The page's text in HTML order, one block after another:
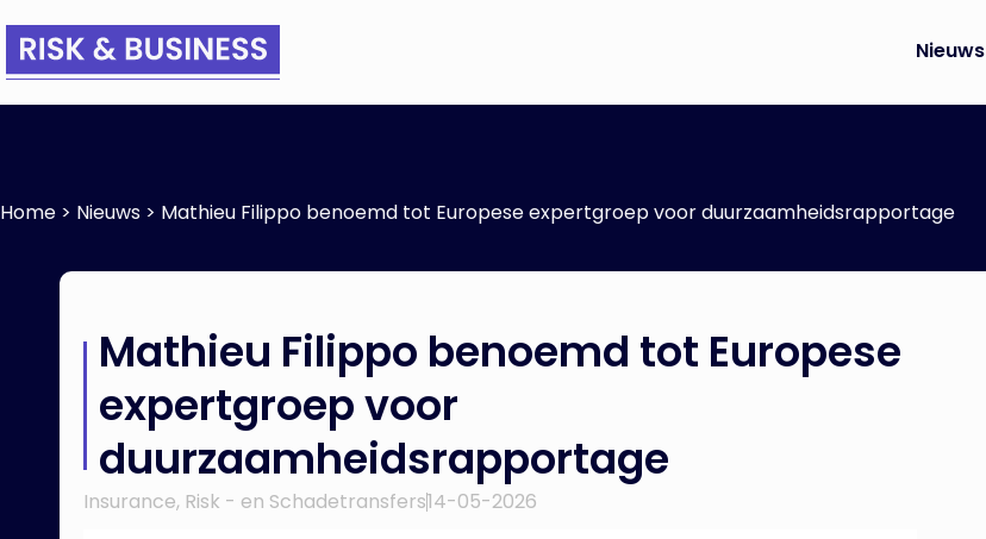
Nieuws
Home > Nieuws > Mathieu Filippo benoemd tot Europese expertgroep voor duurzaamheidsrapportage
Mathieu Filippo benoemd tot Europese
expertgroep voor
duurzaamheidsrapportage
Insurance, Risk - en Schadetransfers14-05-2026